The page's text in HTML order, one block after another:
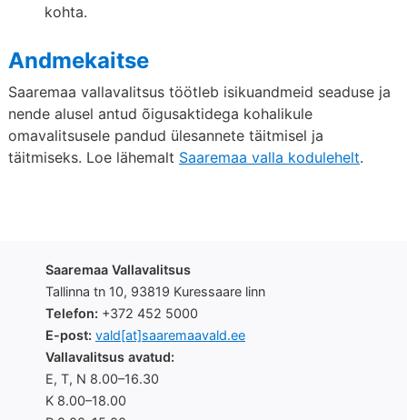
kohta.
Andmekaitse
Saaremaa vallavalitsus töötleb isikuandmeid seaduse ja
nende alusel antud õigusaktidega kohalikule
omavalitsusele pandud ülesannete täitmisel ja
täitmiseks. Loe lähemalt Saaremaa valla kodulehelt.
Saaremaa Vallavalitsus
Tallinna tn 10, 93819 Kuressaare linn
Telefon: +372 452 5000
E-post: vald[at]saaremaavald.ee
Vallavalitsus avatud:
E, T, N 8.00–16.30
K 8.00–18.00